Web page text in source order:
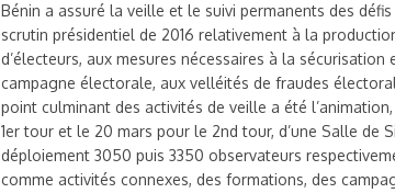
Bénin a assuré la veille et le suivi permanents des
scrutin présidentiel de 2016 relativement à la
d’électeurs, aux mesures nécessaires à la
campagne électorale, aux velléités de fraudes
point culminant des activités de veille a été
1er tour et le 20 mars pour le 2nd tour, d’une Salle de
déploiement 3050 puis 3350 observateurs
comme activités connexes, des formations, des